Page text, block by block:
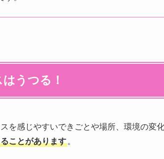
うつる！
を感じやすいできごとや場所、環境の変
ことがあります。